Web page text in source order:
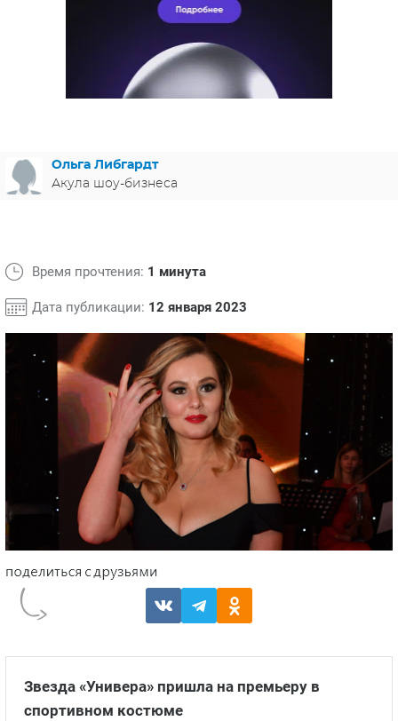
ГЕРМАНИЯ
СПОЙЛЕРЫ ИЗ СЕРИАЛОВ
Ольга Либгардт
Акула шоу-бизнеса
Время прочтения: 1 минута
Дата публикации: 12 января 2023
Звезда «Универа» пришла на премьеру в
спортивном костюме